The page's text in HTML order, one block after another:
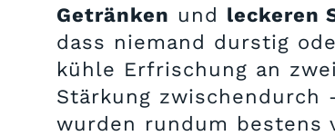
Getränken und leckeren
dass niemand durstig
kühle Erfrischung an
Stärkung zwischendurch
wurden rundum bestens